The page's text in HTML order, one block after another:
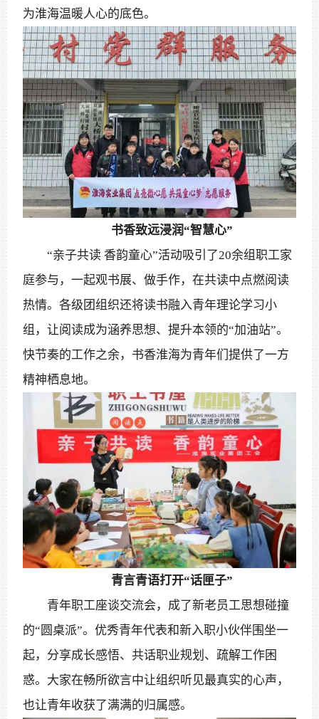
为淮海温暖人心的底色。
书香致远浸润“智慧心”
“亲子共读 香韵童心”活动吸引了20余组职工家
庭参与，一起观书展、做手作，在共读中点燃阅读
热情。各级团组织还将读书融入青年理论学习小
组，让阅读成为涵养思想、提升本领的“加油站”。
快节奏的工作之余，书香淮海为青年们提供了一方
精神栖息地。
青言青语打开“话匣子”
青年职工座谈交流会，成了新老员工思想碰撞
的“圆桌派”。优秀青年代表和新入职小伙伴围坐一
起，分享成长感悟、共话职业规划、疏解工作困
惑。大家在畅所欲言中让组织听见最真实的心声，
也让青年收获了满满的归属感。